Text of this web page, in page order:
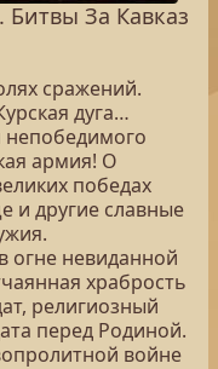
За Кавказ
сражений.
дуга…
непобедимого
армия! О
победах
и другие славные
огне невиданной
храбрость
религиозный
перед Родиной.
войне